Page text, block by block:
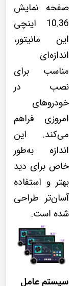
صفحه نمایش
10.36 اینچی
این مانیتور،
اندازه‌ای
مناسب برای
نصب در
خودروهای
امروزی فراهم
می‌کند. این
اندازه به‌طور
خاص برای دید
بهتر و استفاده
آسان‌تر طراحی
شده است.
سیستم عامل